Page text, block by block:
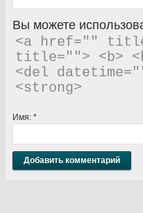
Вы можете
<a href=""
title=""> <b>
<del
<strong>
Имя: *